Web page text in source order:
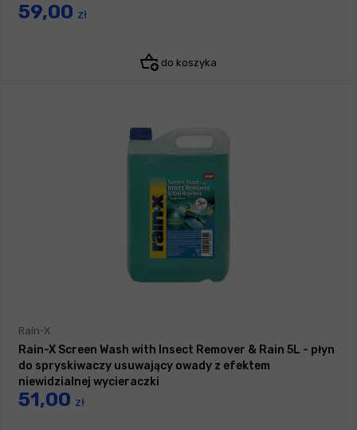
59,00 zł
do koszyka
Rain-X
Rain-X Screen Wash with Insect Remover & Rain 5L - płyn
do spryskiwaczy usuwający owady z efektem
niewidzialnej wycieraczki
51,00 zł